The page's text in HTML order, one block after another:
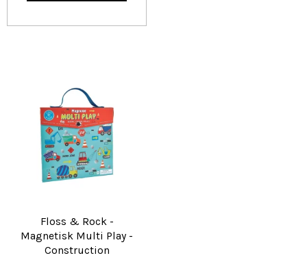
Floss & Rock -
Magnetisk Multi Play -
Construction